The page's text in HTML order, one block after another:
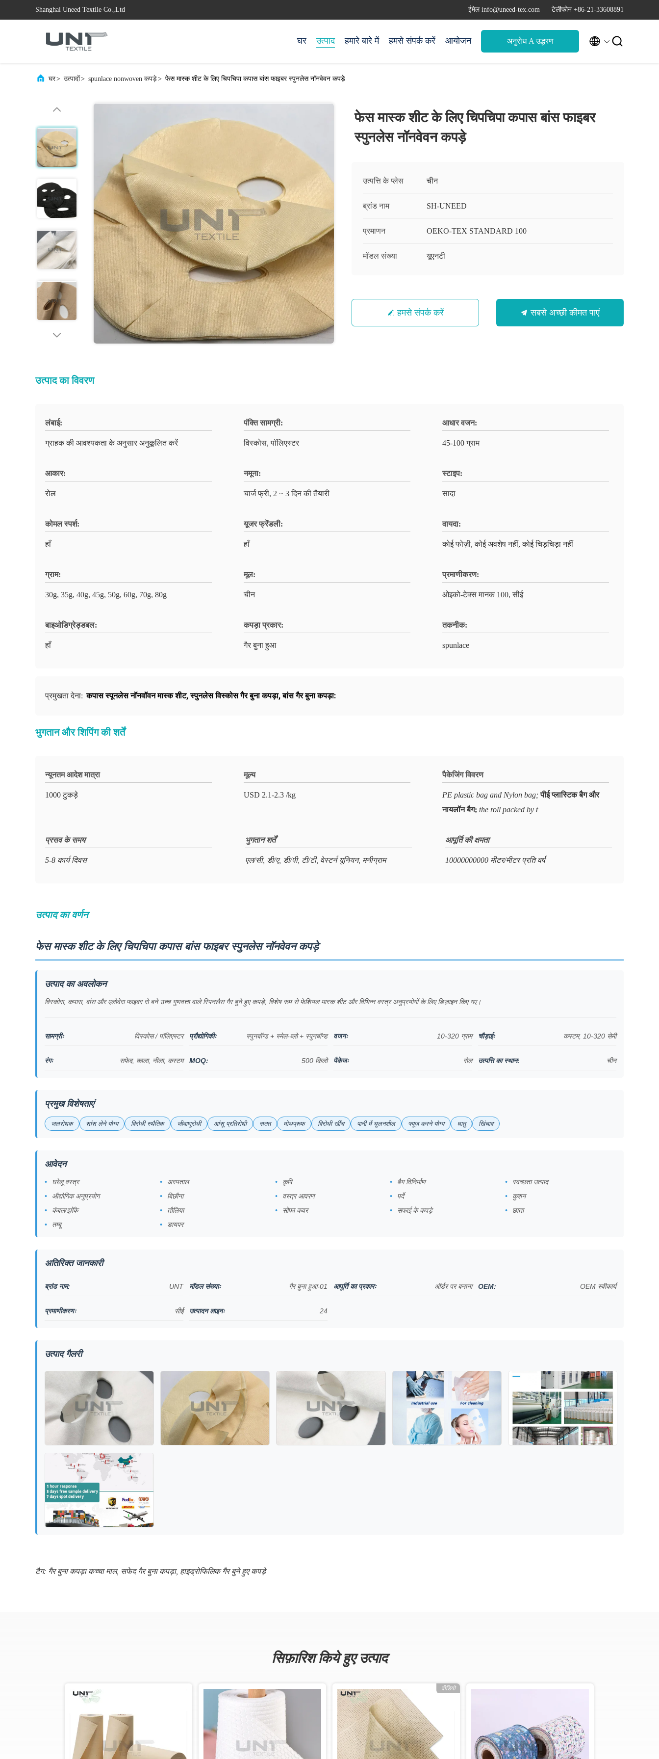
Shanghai Uneed Textile Co.,Ltd ईमेल info@uneed-tex.com टेलीफोन +86-21-33608891
घर उत्पाद हमारे बारे में हमसे संपर्क करें आयोजन अनुरोध A उद्धरण  
घर> उत्पादों> spunlace nonwoven कपड़े> फेस मास्क शीट के लिए चिपचिपा कपास बांस फाइबर स्पुनलेस नॉनवेवन कपड़े
फेस मास्क शीट के लिए चिपचिपा कपास बांस फाइबर
स्पुनलेस नॉनवेवन कपड़े
उत्पत्ति के प्लेस चीन
ब्रांड नाम SH-UNEED
प्रमाणन OEKO-TEX STANDARD 100
मॉडल संख्या यूएनटी
हमसे संपर्क करें सबसे अच्छी कीमत पाएं
उत्पाद का विवरण
लंबाई:
ग्राहक की आवश्यकता के अनुसार अनुकूलित करें
पंक्ति सामग्री:
विस्कोस, पॉलिएस्टर
आधार वजन:
45-100 ग्राम
आकार:
रोल
नमूना:
चार्ज फ्री, 2 ~ 3 दिन की तैयारी
स्टाइप:
सादा
कोमल स्पर्श:
हाँ
यूजर फ्रेंडली:
हाँ
वायदा:
कोई फोज़ी, कोई अवशेष नहीं, कोई चिड़चिड़ा नहीं
ग्राम:
30g, 35g, 40g, 45g, 50g, 60g, 70g, 80g
मूल:
चीन
प्रमाणीकरण:
ओइको-टेक्स मानक 100, सीई
बाइओडिग्रेड्डबल:
हाँ
कपड़ा प्रकार:
गैर बुना हुआ
तकनीक:
spunlace
प्रमुखता देना: कपास स्पूनलेस नॉनवॉवन मास्क शीट,स्पुनलेस विस्कोस गैर बुना कपड़ा,बांस गैर बुना कपड़ा:
भुगतान और शिपिंग की शर्तें
न्यूनतम आदेश मात्रा
1000 टुकड़े
मूल्य
USD 2.1-2.3 /kg
पैकेजिंग विवरण
PE plastic bag and Nylon bag; पीई प्लास्टिक बैग और
नायलॉन बैग; the roll packed by t
प्रसव के समय
5-8 कार्य दिवस
भुगतान शर्तें
एल/सी, डी/ए, डी/पी, टी/टी, वेस्टर्न यूनियन, मनीग्राम
आपूर्ति की क्षमता
10000000000 मीटर/मीटर प्रति वर्ष
उत्पाद का वर्णन
फेस मास्क शीट के लिए चिपचिपा कपास बांस फाइबर स्पुनलेस नॉनवेवन कपड़े
उत्पाद का अवलोकन
विस्कोस, कपास, बांस और एलोवेरा फाइबर से बने उच्च गुणवत्ता वाले स्पिनलैस गैर बुने हुए कपड़े, विशेष रूप से फेशियल मास्क शीट और विभिन्न वस्त्र अनुप्रयोगों के लिए डिज़ाइन किए गए।
सामग्रीः विस्कोस / पॉलिएस्टर प्रौद्योगिकीः स्पुनबॉन्ड + स्मेल-ब्लो + स्पुनबॉन्ड वजनः 10-320 ग्राम चौड़ाईः कस्टम, 10-320 सेमी
रंगः सफेद, काला, नीला, कस्टम MOQ: 500 किलो पैकेजः रोल उत्पत्ति का स्थान: चीन
प्रमुख विशेषताएं
जलरोधक सांस लेने योग्य विरोधी स्थैतिक जीवाणुरोधी आंसू प्रतिरोधी सतत मोथप्रूफ विरोधी खींच पानी में घुलनशील फ्यूज करने योग्य धातु खिंचाव
आवेदन
घरेलू वस्त्र अस्पताल कृषि बैग विनिर्माण
स्वच्छता उत्पाद
औद्योगिक अनुप्रयोग
बिछौना वस्त्र आवरण पर्दे
कुशन
कंबल/झोंके
तौलिया सोफा कवर सफाई के कपड़े
छाता
तम्बू
डायपर
अतिरिक्त जानकारी
ब्रांड नाम: UNT मॉडल संख्याः गैर बुना हुआ-01 आपूर्ति का प्रकारः ऑर्डर पर बनाना OEM: OEM स्वीकार्य
प्रमाणीकरणः सीई उत्पादन लाइनः 24
उत्पाद गैलरी
टैग: गैर बुना कपड़ा कच्चा माल, सफेद गैर बुना कपड़ा, हाइड्रोफिलिक गैर बुने हुए कपड़े
सिफ़ारिश किये हुए उत्पाद
वीडियो